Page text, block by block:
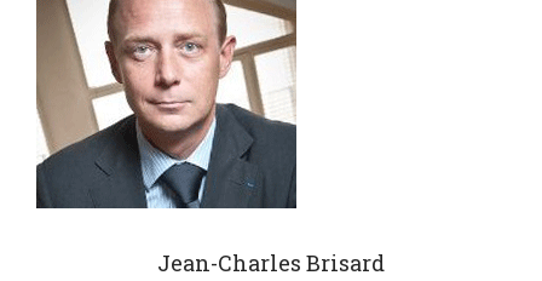
Jean-Charles Brisard